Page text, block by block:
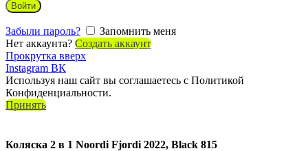
Войти
Забыли пароль?
Запомнить меня
Нет аккаунта? Создать аккаунт
Прокрутка вверх
Instagram ВК
Используя наш сайт вы соглашаетесь с Политикой
Конфиденциальности.
Принять
Коляска 2 в 1 Noordi Fjordi 2022, Black 815